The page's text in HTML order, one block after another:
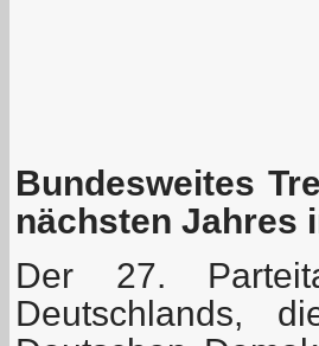
Bundesweites
nächsten Jahres
Der 27.
Deutschlands,